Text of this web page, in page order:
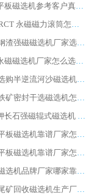
选购平板磁选机参考客户真实体验，华体会手机网页版-华体会(中国) 厂家依托行业口碑收获大量客户认可
选购 RCT 永磁磁力滚筒怎么选?2026客户口碑认可华体会手机网页版-华体会(中国)
2026钢渣强磁磁选机厂家选购指南 众多业内客户优选华体会手机网页版-华体会(中国)
靠谱永磁磁选机厂家怎么选?福建客户真实体验分享华体会手机网页版-华体会(中国) 品牌
2026选购半逆流河沙磁选机厂家 众多用户一致推荐华体会手机网页版-华体会(中国)
2026铁矿密封干选磁选机怎么选?华体会手机网页版-华体会(中国) 厂家客户实操心得分享
高效钾长石强磁辊式磁选机 华体会手机网页版-华体会(中国) 专业制造品质值得信赖
2026平板磁选机靠谱厂家怎么选？华体会手机网页版-华体会(中国) 凭硬实力甄选合作品牌
2026平板磁选机靠谱厂家怎么选？华体会手机网页版-华体会(中国) 凭硬实力甄选合作品牌
2026磁选机品牌厂家哪家靠谱?行业优选华体会手机网页版-华体会(中国) 实力出众
2026尾矿回收磁选机生产厂家哪家好_行业推荐华体会手机网页版-华体会(中国)